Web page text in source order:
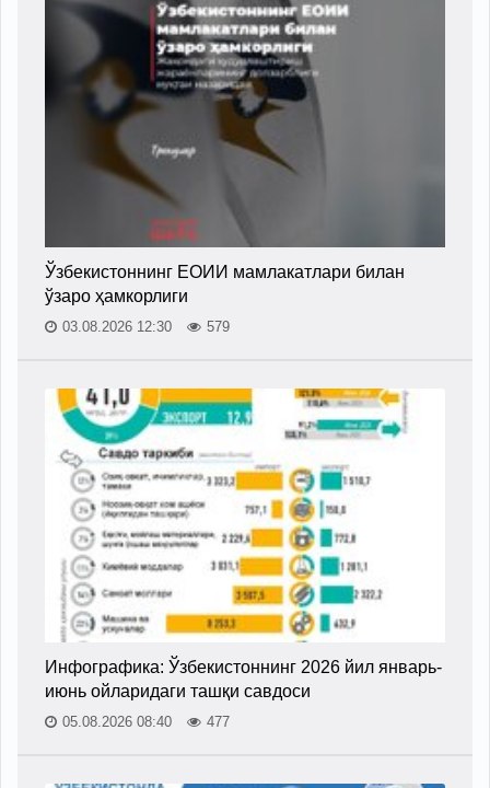
Ўзбекистоннинг ЕОИИ мамлакатлари билан
ўзаро ҳамкорлиги
03.08.2026 12:30 579
Инфографика: Ўзбекистоннинг 2026 йил январь-
июнь ойларидаги ташқи савдоси
05.08.2026 08:40 477